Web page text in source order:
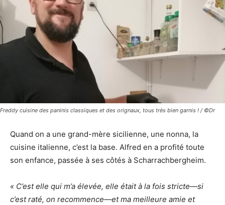
Freddy cuisine des paninis classiques et des orignaux, tous très bien garnis ! / ©Dr
Quand on a une grand-mère sicilienne, une nonna, la
cuisine italienne, c’est la base. Alfred en a profité toute
son enfance, passée à ses côtés à Scharrachbergheim.
« C’est elle qui m’a élevée, elle était à la fois stricte—si
c’est raté, on recommence—et ma meilleure amie et